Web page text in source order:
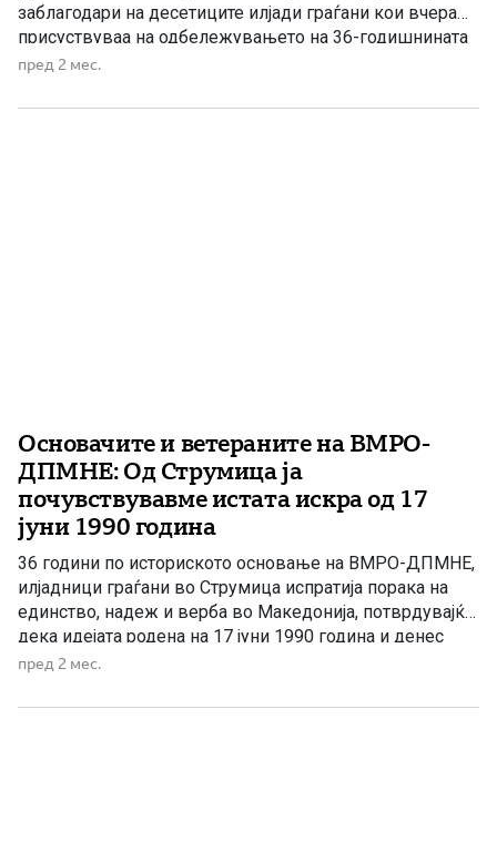
заблагодари на десетиците илјади граѓани кои вчера
присуствуваа на одбележувањето на 36-годишнината
од формирањето на ВМРО-ДПМНЕ во Струмица,
единство, заедништво и поддршка за политиките на
пред 2 мес.
Основачите и ветераните на ВМРО-
ДПМНЕ: Од Струмица ја
почувствувавме истата искра од 17
јуни 1990 година
36 години по историското основање на ВМРО-ДПМНЕ,
илјадници граѓани во Струмица испратија порака на
единство, надеж и верба во Македонија, потврдувајќи
дека идејата родена на 17 јуни 1990 година и денес
живее со истата сила и енергија. 17 јуни 2026 година во
паметење. Ден исполнет со […]
пред 2 мес.